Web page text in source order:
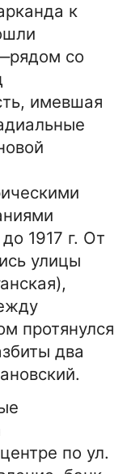
к
со
имевшая
1917 г. От
улицы
протянулся
два
по ул.